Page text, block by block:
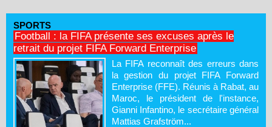
SPORTS
Football : la FIFA présente ses excuses après le
retrait du projet FIFA Forward Enterprise
La FIFA reconnaît des erreurs dans
la gestion du projet FIFA Forward
Enterprise (FFE). Réunis à Rabat, au
Maroc, le président de l'instance,
Gianni Infantino, le secrétaire général
Mattias Grafström...